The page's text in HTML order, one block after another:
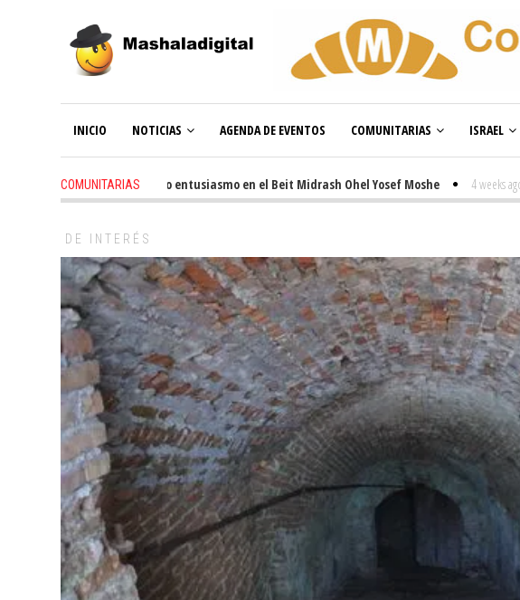
INICIO NOTICIAS AGENDA DE EVENTOS COMUNITARIAS ISRAEL
COMUNITARIAS
3 weeks ago - Renovado entusiasmo en el Beit Midrash Ohel Yosef Moshe 4 weeks ago -
DE INTERÉS